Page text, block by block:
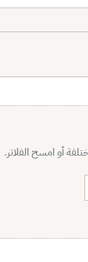
أو امسح الفلاتر.